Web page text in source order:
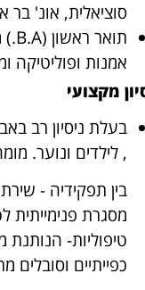
סוציאלית, אונ' בר
אמנות ופוליטיקה
מקצועי
, לילדים ונוער.
בין תפקידיה -
מסגרת פנימייתית
טיפוליות-
כפייתיים וסובלים